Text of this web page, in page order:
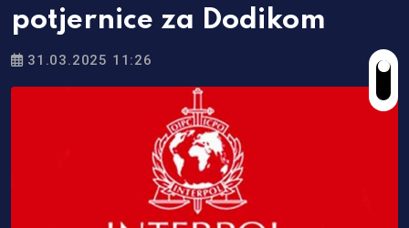
potjernice za Dodikom
31.03.2025 11:26